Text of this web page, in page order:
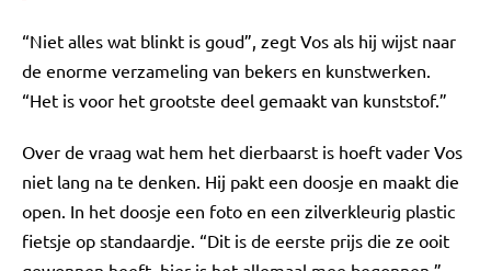
“Niet alles wat blinkt is goud”, zegt Vos als hij wijst naar
de enorme verzameling van bekers en kunstwerken.
“Het is voor het grootste deel gemaakt van kunststof.”
Over de vraag wat hem het dierbaarst is hoeft vader Vos
niet lang na te denken. Hij pakt een doosje en maakt die
open. In het doosje een foto en een zilverkleurig plastic
fietsje op standaardje. “Dit is de eerste prijs die ze ooit